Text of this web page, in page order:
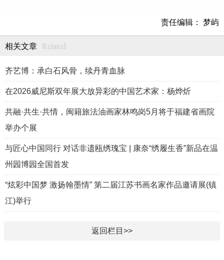
责任编辑： 梦屿
相关文章 Related
齐艺博：承白石风骨，续丹青血脉
在2026威尼斯双年展大放异彩的中国艺术家：杨烨炘
共融·共生·共情，闽籍旅法油画家林鸣岗5月将于福建省画院
举办个展
与匠心中国同行 对话非遗瓯绣瑰宝 | 康奈“绣履生香”新品在温
州园博园全国首发
“炫彩中国梦 激扬翰墨情” 第二届江苏书画名家作品邀请展(镇
江)举行
返回栏目>>